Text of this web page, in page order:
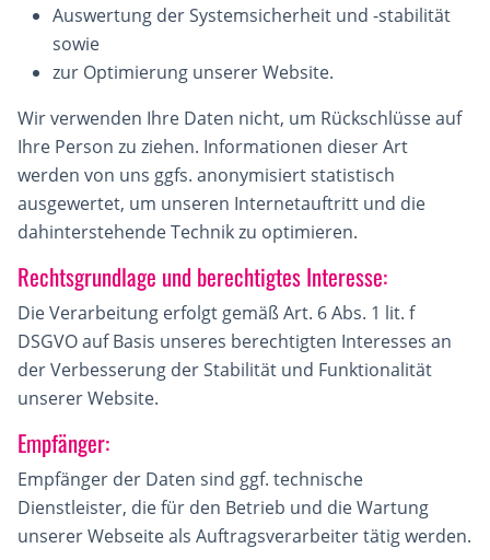
Auswertung der Systemsicherheit und -stabilität
sowie
zur Optimierung unserer Website.
Wir verwenden Ihre Daten nicht, um Rückschlüsse auf
Ihre Person zu ziehen. Informationen dieser Art
werden von uns ggfs. anonymisiert statistisch
ausgewertet, um unseren Internetauftritt und die
dahinterstehende Technik zu optimieren.
Rechtsgrundlage und berechtigtes Interesse:
Die Verarbeitung erfolgt gemäß Art. 6 Abs. 1 lit. f
DSGVO auf Basis unseres berechtigten Interesses an
der Verbesserung der Stabilität und Funktionalität
unserer Website.
Empfänger:
Empfänger der Daten sind ggf. technische
Dienstleister, die für den Betrieb und die Wartung
unserer Webseite als Auftragsverarbeiter tätig werden.